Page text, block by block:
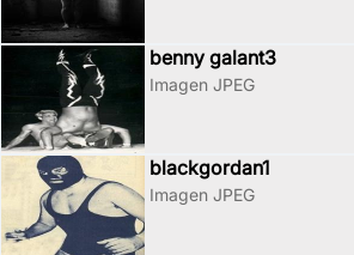
benny galant3
Imagen JPEG
blackgordan1
Imagen JPEG